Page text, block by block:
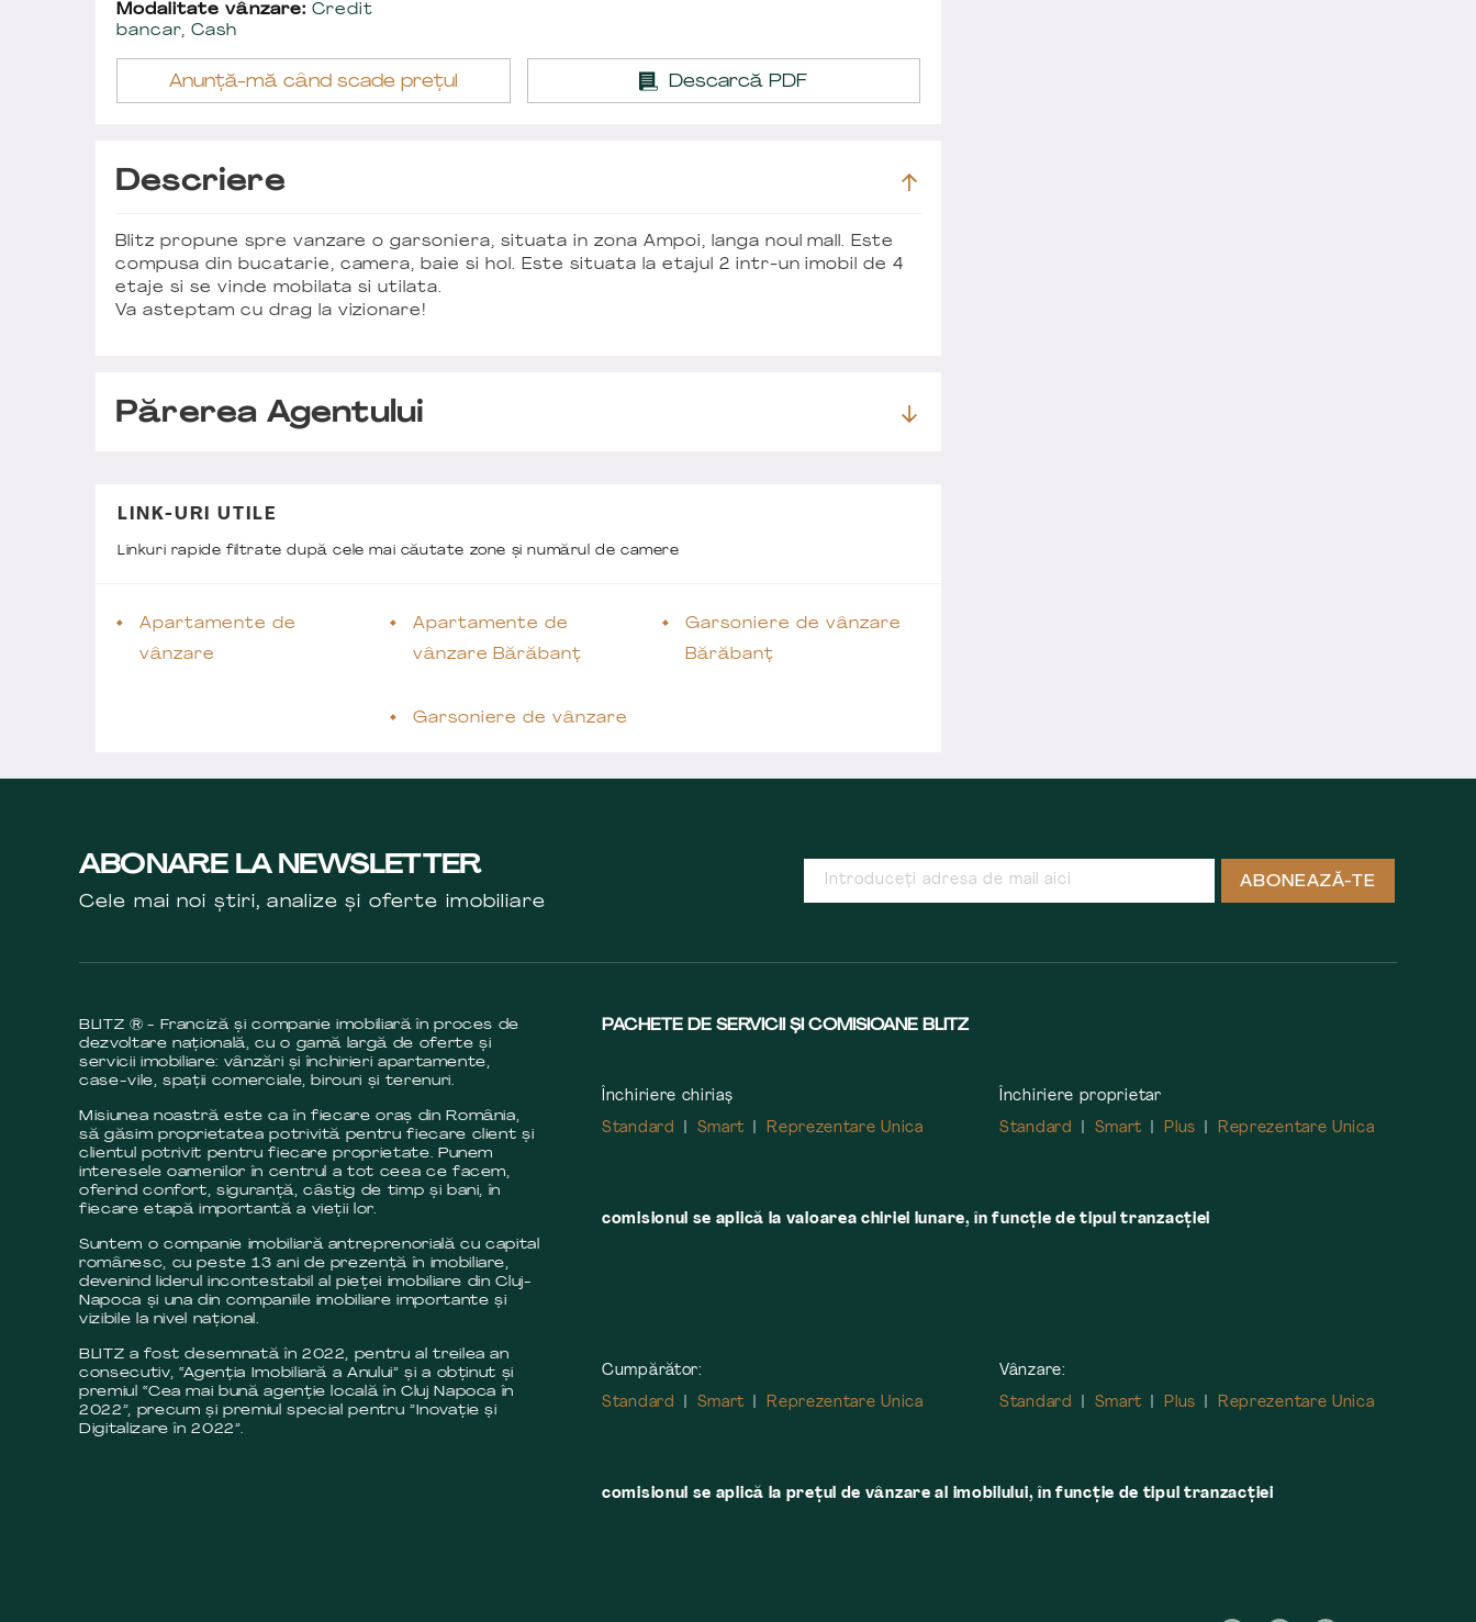
Modalitate vânzare: Credit
bancar, Cash
Anunță-mă când scade prețul Descarcă PDF
Descriere
Blitz propune spre vanzare o garsoniera, situata in zona Ampoi, langa noul mall. Este
compusa din bucatarie, camera, baie si hol. Este situata la etajul 2 intr-un imobil de 4
etaje si se vinde mobilata si utilata.
Va asteptam cu drag la vizionare!
Părerea Agentului
LINK-URI UTILE
Linkuri rapide filtrate după cele mai căutate zone și numărul de camere
Apartamente de
vânzare
Apartamente de
vânzare Bărăbanț
Garsoniere de vânzare
Garsoniere de vânzare
Bărăbanț
ABONARE LA NEWSLETTER
Cele mai noi știri, analize și oferte imobiliare
ABONEAZĂ-TE
BLITZ ® - Franciză și companie imobiliară în proces de
dezvoltare națională, cu o gamă largă de oferte și
servicii imobiliare: vânzări și închirieri apartamente,
case-vile, spații comerciale, birouri și terenuri.
Misiunea noastră este ca în fiecare oraș din România,
să găsim proprietatea potrivită pentru fiecare client și
clientul potrivit pentru fiecare proprietate. Punem
interesele oamenilor în centrul a tot ceea ce facem,
oferind confort, siguranță, câstig de timp și bani, în
fiecare etapă importantă a vieții lor.
Suntem o companie imobiliară antreprenorială cu capital
românesc, cu peste 13 ani de prezență în imobiliare,
devenind liderul incontestabil al pieței imobiliare din Cluj-
Napoca și una din companiile imobiliare importante și
vizibile la nivel național.
BLITZ a fost desemnată în 2022, pentru al treilea an
consecutiv, “Agenția Imobiliară a Anului” și a obținut și
premiul “Cea mai bună agenție locală în Cluj Napoca în
2022”, precum și premiul special pentru ”Inovație și
Digitalizare în 2022”.
PACHETE DE SERVICII ȘI COMISIOANE BLITZ
Închiriere chiriaș
Standard
Smart Reprezentare Unica
Închiriere proprietar
Standard
Smart Plus Reprezentare Unica
comisionul se aplică la valoarea chiriei lunare, în funcție de tipul tranzacției
Cumpărător:
Standard
Smart Reprezentare Unica
Vânzare:
Standard
Smart Plus Reprezentare Unica
comisionul se aplică la preţul de vânzare al imobilului, în funcţie de tipul tranzacţiei